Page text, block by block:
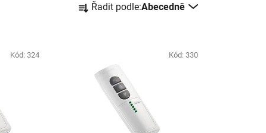
a Řadit podle:Abecedně
Kód: 324 Kód: 330